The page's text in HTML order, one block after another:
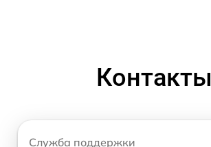
Контакты
Служба поддержки